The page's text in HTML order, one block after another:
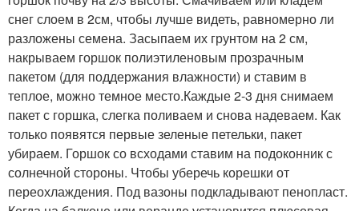
снег слоем в 2см, чтобы лучше видеть, равномерно ли
разложены семена. Засыпаем их грунтом на 2 см,
накрываем горшок полиэтиленовым прозрачным
пакетом (для поддержания влажности) и ставим в
теплое, можно темное место.Каждые 2-3 дня снимаем
пакет с горшка, слегка поливаем и снова надеваем. Как
только появятся первые зеленые петельки, пакет
убираем. Горшок со всходами ставим на подоконник с
солнечной стороны. Чтобы уберечь корешки от
переохлаждения. Под вазоны подкладывают пенопласт.